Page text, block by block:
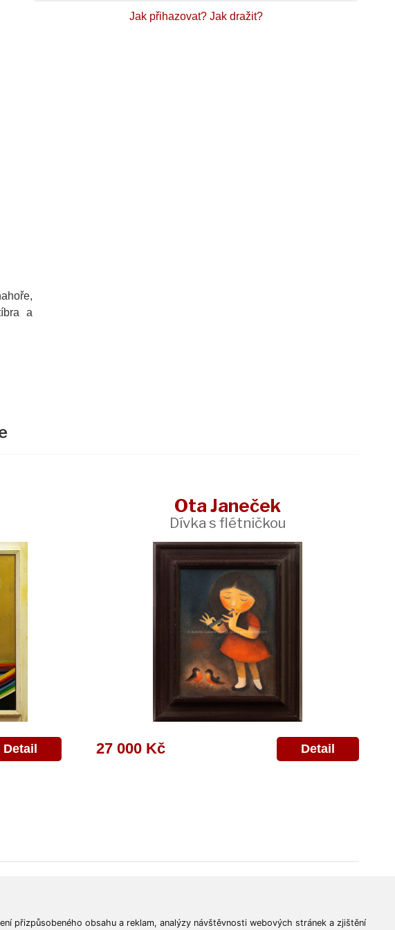
přizpůsobeného obsahu a reklam, analýzy návštěvnosti webových stránek a zjištění
a
Jak přihazovat? Jak dražit?
Detail
Ota Janeček
Dívka s flétničkou
27 000 Kč Detail